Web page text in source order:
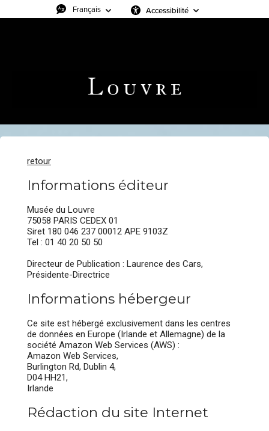
Accessibilité
retour
Informations éditeur
Musée du Louvre
75058 PARIS CEDEX 01
Siret 180 046 237 00012 APE 9103Z
Tel : 01 40 20 50 50
Directeur de Publication : Laurence des Cars,
Présidente-Directrice
Informations hébergeur
Ce site est hébergé exclusivement dans les centres
de données en Europe (Irlande et Allemagne) de la
société Amazon Web Services (AWS) :
Amazon Web Services,
Burlington Rd, Dublin 4,
D04 HH21,
Irlande
Rédaction du site Internet